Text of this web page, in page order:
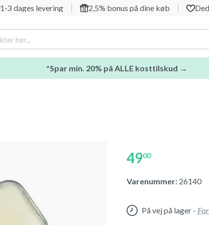
1-3 dages levering 2,5% bonus på dine køb
*Spar min. 20% på ALLE kosttilskud →
4900
Varenummer: 26140
På vej på lager -